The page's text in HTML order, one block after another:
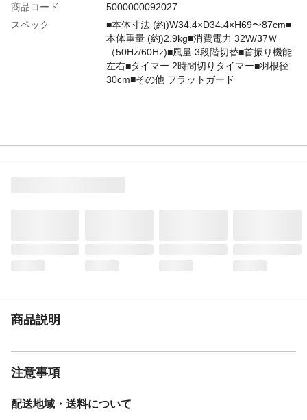
商品コード
5000000092027
スペック
■本体寸法 (約)W34.4×D34.4×H69〜87cm■
本体重量 (約)2.9kg■消費電力 32W/37Ｗ
（50Hz/60Hz)■風量 3段階切替■首振り機能
左右■タイマー 2時間切りタイマー■羽根径
30cm■その他 フラットガード
商品説明
注意事項
配送地域・送料について